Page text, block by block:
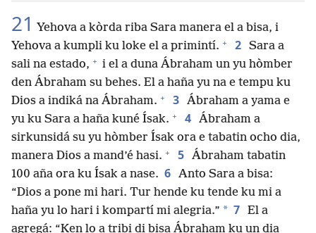
21 Yehova a kòrda riba Sara manera el a bisa, i
Yehova a kumpli ku loke el a primintí. + 2 Sara a
sali na estado, + i el a duna Ábraham un yu hòmber
den Ábraham su behes. El a haña yu na e tempu ku
Dios a indiká na Ábraham. + 3 Ábraham a yama e
yu ku Sara a haña kuné Ísak. + 4 Ábraham a
sirkunsidá su yu hòmber Ísak ora e tabatin ocho dia,
manera Dios a mand’é hasi. + 5 Ábraham tabatin
100 aña ora ku Ísak a nase. 6 Anto Sara a bisa:
“Dios a pone mi hari. Tur hende ku tende ku mi a
haña yu lo hari i kompartí mi alegria.” * 7 El a
agregá: “Ken lo a tribi di bisa Ábraham ku un dia